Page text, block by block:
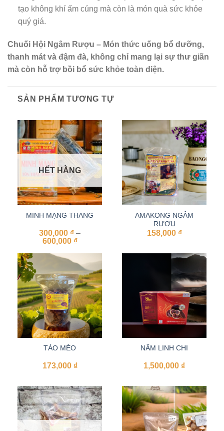
tạo không khí ấm cúng mà còn là món quà sức khỏe
quý giá.
Chuối Hội Ngâm Rượu – Món thức uống bổ dưỡng,
thanh mát và đậm đà, không chỉ mang lại sự thư giãn
mà còn hỗ trợ bồi bổ sức khỏe toàn diện.
SẢN PHẨM TƯƠNG TỰ
HẾT HÀNG
MINH MẠNG THANG
300,000 ₫ –
600,000 ₫Khoảng
300,000 ₫
đến
600,000 ₫
AMAKONG NGÂM
RƯỢU
158,000 ₫
TÁO MÈO
173,000 ₫
NẤM LINH CHI
1,500,000 ₫